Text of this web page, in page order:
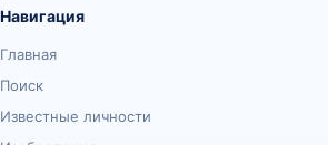
Навигация
Главная
Поиск
Известные личности